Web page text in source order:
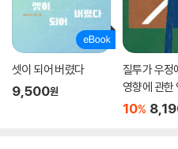
의 바닥을 마주한다. 그것은 고통스
가 발광체를 가지게 되는 것처럼 세
한 어른으로 성장할 수 있다. 그래서
하지만 장엄하다. _유영진(아동청
이 소설은 80년대 중반 서울 변두리
셋이 되어 버렸다
9,500원
질투가 우정
영향에 관한
10%